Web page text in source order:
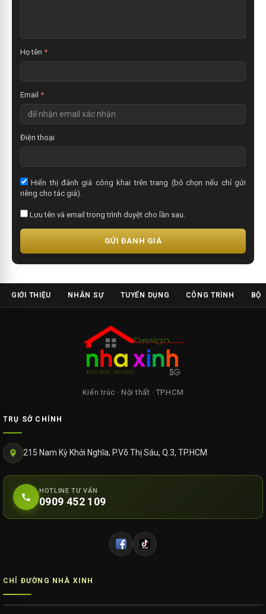
é
Họ tên *
Email *
Điện thoại
Hiển thị đánh giá công khai trên trang (bỏ chọn nếu chỉ gửi
riêng cho tác giả).
Lưu tên và email trong trình duyệt cho lần sau.
GỬI ĐÁNH GIÁ
GIỚI THIỆU NHÂN SỰ TUYỂN DỤNG CÔNG TRÌNH BỘ
Kiến trúc · Nội thất · TP.HCM
TRỤ SỞ CHÍNH
215 Nam Kỳ Khởi Nghĩa, P.Võ Thị Sáu, Q.3, TP.HCM
HOTLINE TƯ VẤN
0909 452 109
CHỈ ĐƯỜNG NHÀ XINH